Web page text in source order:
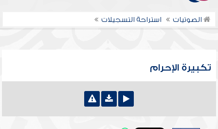
الصوتيات استراحة التسجيلات
تكبيرة الإحرام